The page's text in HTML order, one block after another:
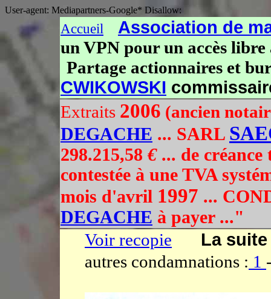
User-agent: Mediapartners-Google* Disallow:
Accueil
Association de
un VPN pour un accès
Partage actionnaires et
CWIKOWSKI
Extraits 2006 (ancien
DEGACHE ... SARL
298.215,58 €... de créance
contestée à une TVA
mois d'avril 1997 ...
DEGACHE à payer ..."
Voir recopie La suite
autres condamnations : 1